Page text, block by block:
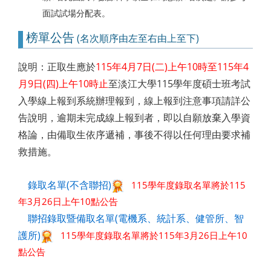
面試試場分配表。
榜單公告(名次順序由左至右由上至下)
說明：正取生應於115年4月7日(二)上午10時至115年4
月9日(四)上午10時止至淡江大學115學年度碩士班考試
入學線上報到系統辦理報到，線上報到注意事項請詳公
告說明，逾期未完成線上報到者，即以自願放棄入學資
格論，由備取生依序遞補，事後不得以任何理由要求補
救措施。
錄取名單(不含聯招)
115學年度錄取名單將於115
年3月26日上午10點公告
聯招錄取暨備取名單(電機系、統計系、健管所、智
護所)
115學年度錄取名單將於115年3月26日上午10
點公告